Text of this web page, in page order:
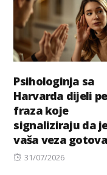
Psihologinja sa
Harvarda dijeli
fraza koje
signaliziraju da
vaša veza gotova
Posted
31/07/2026